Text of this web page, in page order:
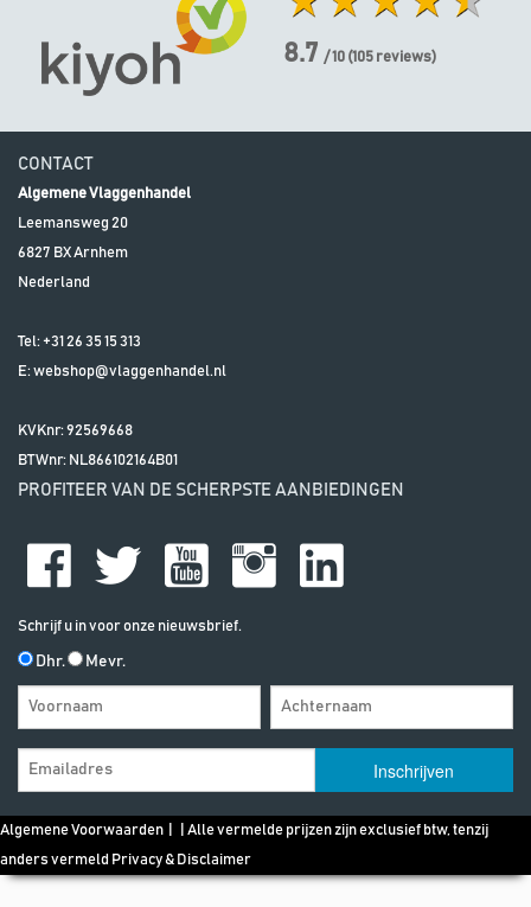
8.7 / 10 (105 reviews)
CONTACT
Algemene Vlaggenhandel
Leemansweg 20
6827 BXArnhem
Nederland
Tel: +31 26 35 15 313
E:webshop@vlaggenhandel.nl
KVKnr: 92569668
BTWnr: NL866102164B01
PROFITEER VAN DE SCHERPSTE AANBIEDINGEN
Schrijf u in voor onze nieuwsbrief.
Dhr. Mevr.
Algemene Voorwaarden | | Alle vermelde prijzen zijn exclusief btw, tenzij
anders vermeld Privacy & Disclaimer